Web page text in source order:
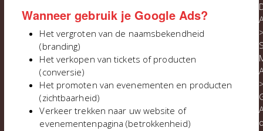
Wanneer gebruik je Google Ads?
Het vergroten van de naamsbekendheid
(branding)
Het verkopen van tickets of producten
(conversie)
Het promoten van evenementen en producten
(zichtbaarheid)
Verkeer trekken naar uw website of
evenementenpagina (betrokkenheid)